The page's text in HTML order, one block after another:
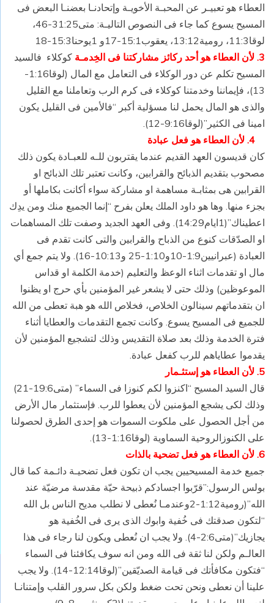
العطاء هو تعبيـر عن المحبـة الأخويـة وإتحادنـا بعضنـا البعض فى
المسيح يسوع كما جاء فى النصوص التاليـة: متى31:25-46،
لوقا11:3، رومية13:12، يعقوب15:1-17و 1يوحنا15:3-18
3. لأن العطاء هو أحد ركائز مشاركتنا فى الخِدمـة
كوكلاء فالسيد
المسيح تكلم عن دور الوكلاء فى التعامل مع المال (لوقا1:16-
13)، فإيماننا وخدمتنا كوكلاء فى كرم الرب وتعاملنا مع القليل
والذى هو المال يحمل لنا مسؤلية أكبر “فالأمين فى القليل يكون
امينا فى الكثير”(لوقا9:16-12).
كان قديسون العهد القديم عندما يقتربون للـه للعبـادة يكون ذلك
مصحوب بتقديم الذبائح والقرابين، وكانت تعتبر تلك الذبائح او
القرابين هى بمثابـة مساهمة او مشاركة سواء أكانت بكاملها أو
بجزء منها. وها هو داود الملك يعلن بفرح “إنما الجميع منك ومن يدِك
اعطيناك”(1ايام14:29). وفى العهد الجديد وصفت تلك المساهمات
او الصدّقات كنوع من الذباح والقرابين والتى كانت تقدم فى
العبادة (عبرانيين1:9-10و1:10-25 و10:13-16). ولا يتم جمع أي
مال او تقدمات اثناء الوعظ والتعليم (خدمة الكلمة او قداس
الموعوظين) وذلك حتى لا يشعر غير المؤمنين بأي حرج او يظنوا
ان بتقدماتهم سينالون الخلاص، فخلاص الله هو هبة تعطى من الله
للجميع فى المسيح يسوع. وكانت تجمع التقدمات والعطايا أثناء
فترة الخدمة وذلك بعد صلاة التقديس وذلك لتشجيع المؤمنين لأن
يقدموا عطاياهم للرب كفعل عبادة.
5. لأن العطاء هو إستثـمار
قال السيد المسيح “اكنزوا لكم كنوزا فى السماء” (متى19:6-21)
وذلك لكى يشجع المؤمنين لأن يعطوا للرب. فإستثمار مال الأرض
من أجل الحصول على ملكوت السموات هو إحدى الطرق لحصولنا
على الكنوزالروحية السماوية (لوقا1:16-13).
6. لأن العطاء هو فعل تضحية بالذات
جميع خدمة المسيحيين يجب ان تكون فعل تضحيـة دائـمة كما قال
بولس الرسول:”قرّبوا اجسادكم ذبيحة حيّة مقدسة مرضيّة عند
الله”(رومية1:12-2وعندمـا نُعطى لا نطلب مديح الناس بل الله
“لتكون صدقتك فى خُفية وابوك الذى يرى فى الخُفية هو
يجازيك”(متى2:6-4). ولا يجب ان نُعطى ويكون لنا رجاء فى هذا
العالـم ولكن لنا ثقة فى الله ومن انه سوف يكافئنا فى السماء
“فتكون مكافأتك فى قيامة الصديّقين”(لوقا12:14-14). ولا يجب
علينا أن نعطى ونحن تحت ضغط ولكن بكل سرور القلب وإمتنانـا